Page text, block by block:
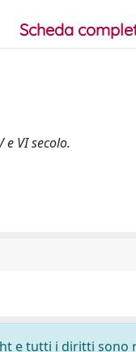
Scheda
VI secolo.
e tutti i diritti sono